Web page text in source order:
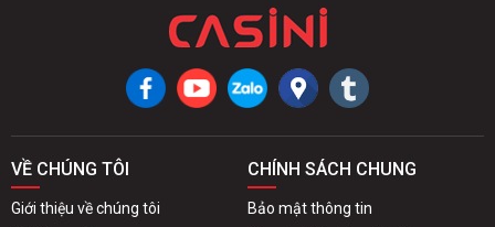
VỀ CHÚNG TÔI
Giới thiệu về chúng tôi
CHÍNH SÁCH CHUNG
Bảo mật thông tin